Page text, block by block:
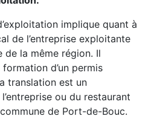
implique quant à
de l’entreprise exploitante
de la même région. Il
d’un permis
translation est un
ou du restaurant
de Port-de-Bouc.